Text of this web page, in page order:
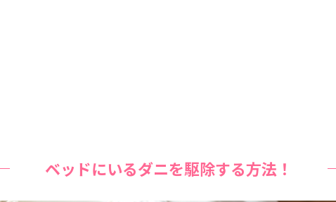
ベッドにいるダニを駆除する方法！